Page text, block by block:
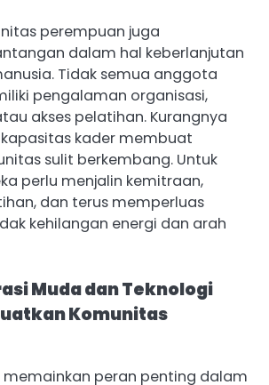
perempuan juga
dalam hal keberlanjutan
Tidak semua anggota
pengalaman organisasi,
akses pelatihan. Kurangnya
kader membuat
sulit berkembang. Untuk
perlu menjalin kemitraan,
dan terus memperluas
kehilangan energi dan arah
Muda dan Teknologi
Komunitas
memainkan peran penting dalam